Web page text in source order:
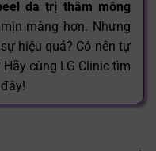
da trị thâm mông
màng hơn. Nhưng
hiệu quả? Có nên tự
cùng LG Clinic tìm